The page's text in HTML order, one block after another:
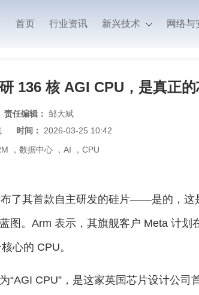
首页 行业资讯 新兴技术 网络与
136 核 AGI CPU，是真正
责任编辑： 邹大斌
时间： 2026-03-25 10:42
， 数据中心 ， AI ， CPU
了其首款自主研发的硅片——是的，这
图。Arm 表示，其旗舰客户 Meta 计划
心的 CPU。
“AGI CPU”，是这家英国芯片设计公司